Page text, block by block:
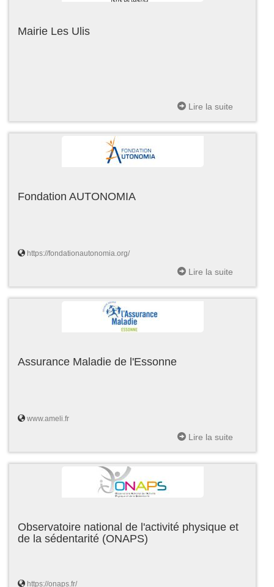
Mairie Les Ulis
Lire la suite
Fondation AUTONOMIA
https://fondationautonomia.org/
Lire la suite
Assurance Maladie de l'Essonne
www.ameli.fr
Lire la suite
Observatoire national de l'activité physique et
de la sédentarité (ONAPS)
https://onaps.fr/